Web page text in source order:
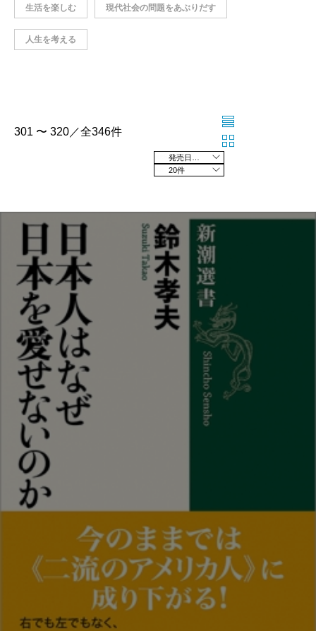
生活を楽しむ 現代社会の問題をあぶりだす
人生を考える
301 〜 320／全346件
20件